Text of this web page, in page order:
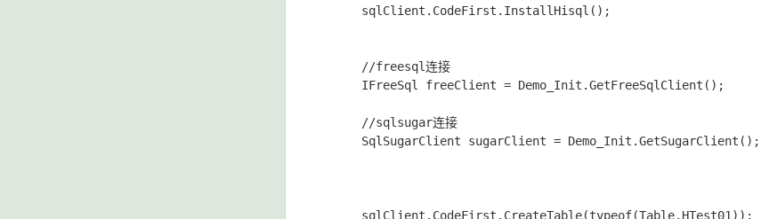
      sqlClient.CodeFirst.InstallHisql();
      //freesql连接
      IFreeSql freeClient = Demo_Init.GetFreeSqlClient();
      //sqlsugar连接
      SqlSugarClient sugarClient = Demo_Init.GetSugarClient();
      sqlClient.CodeFirst.CreateTable(typeof(Table.HTest01));